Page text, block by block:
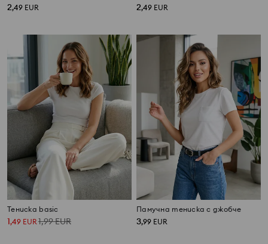
2,49 EUR 2,49 EUR
Тениска basic
1,49 EUR1,99EUR
Памучна тениска с джобче
3,99 EUR